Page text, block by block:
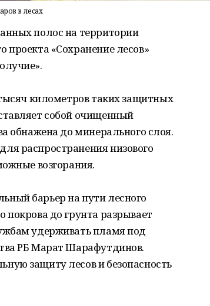
в лесах
полос на территории
проекта «Сохранение лесов»
километров таких защитных
собой очищенный
обнажена до минерального слоя.
распространения низового
возгорания.
барьер на пути лесного
покрова до грунта разрывает
удерживать пламя под
РБ Марат Шарафутдинов.
защиту лесов и безопасность